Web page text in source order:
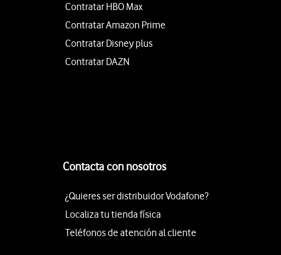
Contratar HBO Max
Contratar Amazon Prime
Contratar Disney plus
Contratar DAZN
Contacta con nosotros
¿Quieres ser distribuidor Vodafone?
Localiza tu tienda física
Teléfonos de atención al cliente